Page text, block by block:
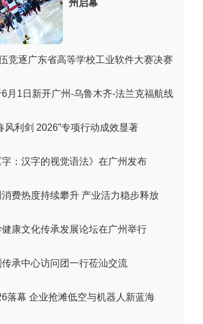
州启幕
竞逐广东省高等学校工业软件大赛决赛
月1日新开广州-乌鲁木齐-法兰克福航线
风利剑 2026”专项行动成效显著
：汉字的视觉语法》在广州发布
消费热度持续攀升 产业活力稳步释放
康文化传承发展论坛在广州举行
承中心访问团一行莅汕交流
落幕 企业抢滩低空与机器人新蓝海